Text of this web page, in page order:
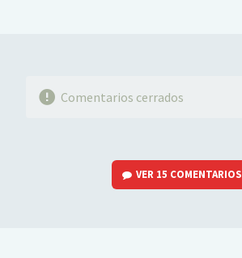
Comentarios cerrados
VER 15 COMENTARIOS